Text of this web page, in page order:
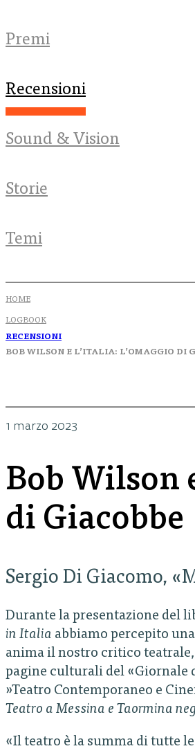
Premi
Recensioni
Sound & Vision
Storie
Temi
HOME
LOGBOOK
RECENSIONI
BOB WILSON E L’ITALIA: L’OMAGGIO DI
1 marzo 2023
Bob Wilson
di Giacobbe
Sergio Di Giacomo,
Durante la presentazione del
in Italia abbiamo percepito
anima il nostro critico
pagine culturali del «Giornale
»Teatro Contemporaneo e
Teatro a Messina e Taormina
«Il teatro è la summa di tutte